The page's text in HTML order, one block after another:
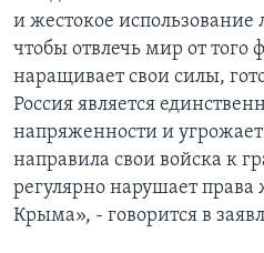
и жестокое
чтобы отвлечь мир от того
наращивает свои силы,
Россия является
напряженности и
направила свои войска к
регулярно нарушает
Крыма», - говорится в